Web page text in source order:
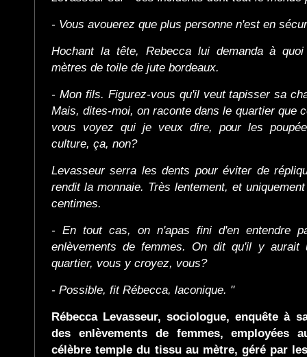
- Vous avouerez que plus personne n'est en
Hochant la tête, Rebecca lui demanda à
mètres de toile de jute bordeaux.
- Mon fils. Figurez-vous qu'il veut tapisser sa
Mais, dites-moi, on raconte dans le quartier que
vous voyez qui je veux dire, pour les
culture, ça, non?
Levasseur serra les dents pour éviter de
rendit la monnaie. Très lentement, et
centimes.
- En tout cas, on n'apas fini d'en entendre
enlèvements de femmes. On dit qu'il y aurait
quartier, vous y croyez, vous?
- Possible, fit Rébecca, laconique. "
Rébecca Levasseur, sociologue, enquête à
des enlèvements de femmes, employées
célèbre temple du tissu au mètre, géré par